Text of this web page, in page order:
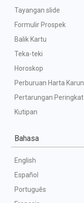
Tayangan slide
Formulir Prospek
Balik Kartu
Teka-teki
Horoskop
Perburuan Harta Karun
Pertarungan Peringkat
Kutipan
Bahasa
English
Español
Português